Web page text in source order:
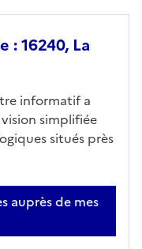
: 16240, La
informatif a
simplifiée
situés près
auprès de mes